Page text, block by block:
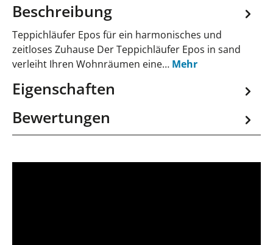
Beschreibung
Teppichläufer Epos für ein harmonisches und
zeitloses Zuhause Der Teppichläufer Epos in sand
verleiht Ihren Wohnräumen eine… Mehr
Eigenschaften
Bewertungen